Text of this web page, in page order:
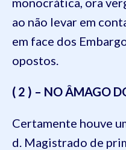
ao não levar em
em face dos
opostos.
( 2 ) – NO ÂMAGO
Certamente houve
d. Magistrado de